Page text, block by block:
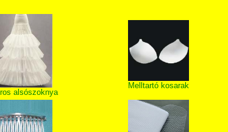
alsószoknya
Melltartó kosarak